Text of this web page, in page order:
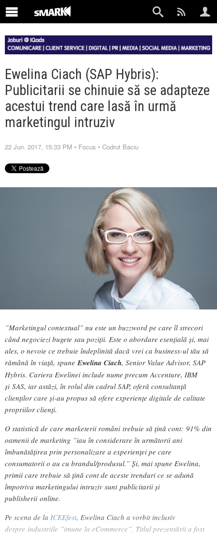
Ewelina Ciach (SAP Hybris):
Publicitarii se chinuie să se adapteze
acestui trend care lasă în urmă
marketingul intruziv
22 Jun. 2017, 15:33 PM • Focus • Codrut Baciu
”Marketingul contextual” nu este un buzzword pe care îl strecori
când negociezi bugete sau poziții. Este o abordare esențială și, mai
ales, o nevoie ce trebuie îndeplinită dacă vrei ca business-ul tău să
rămână în viață, spune Ewelina Ciach, Senior Value Advisor, SAP
Hybris. Cariera Ewelinei include nume precum Accenture, IBM
și SAS, iar astăzi, în rolul din cadrul SAP, oferă consultanță
clienților care și-au propus să ofere experiențe digitale de calitate
propriilor clienți.
O statistică de care marketerii români trebuie să țină cont: 91% din
oamenii de marketing ”iau în considerare în următorii ani
îmbunătățirea prin personalizare a experienței pe care
consumatorii o au cu brandul/produsul.” Și, mai spune Ewelina,
primii care trebuie să țină cont de aceste trenduri ce se adună
împotriva marketingului intruziv sunt publicitarii și
publisherii online.
Pe scena de la ICEEfest, Ewelina Ciach a vorbit inclusiv
despre industriile ”imune la eCommerce”. Titlul prezentării a fost